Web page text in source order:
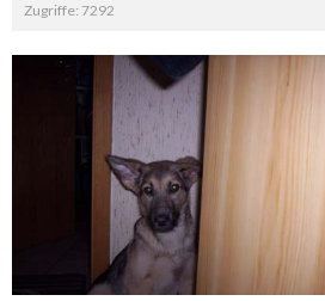
Zugriffe: 7292